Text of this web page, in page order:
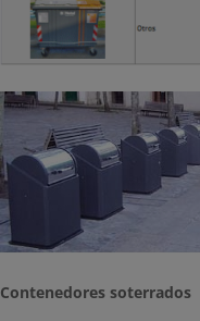
Contenedores soterrados